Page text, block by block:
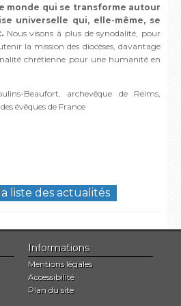
monde qui se transforme autour
universelle qui, elle-même, se
Nous visons à plus de synodalité, pour
la mission des diocèses, davantage
chrétienne pour une humanité en
Beaufort, archevêque de Reims,
évêques de France
liste des actualités
Informations
Mentions légales
Accessibilité
Plan du site